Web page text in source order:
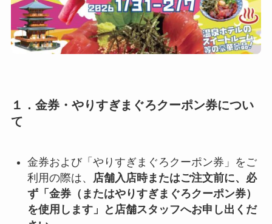
１．金券・やりすぎまぐろクーポン券につい
て
金券および「やりすぎまぐろクーポン券」をご
利用の際は、
店舗入店時またはご注文前に、必
ず「金券（またはやりすぎまぐろクーポン券）
を使用します」と店舗スタッフへお申し出くだ